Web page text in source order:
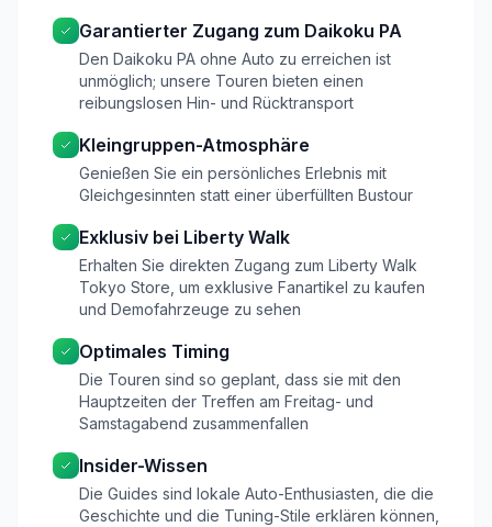
Garantierter Zugang zum Daikoku PA
Den Daikoku PA ohne Auto zu erreichen ist
unmöglich; unsere Touren bieten einen
reibungslosen Hin- und Rücktransport
Kleingruppen-Atmosphäre
Genießen Sie ein persönliches Erlebnis mit
Gleichgesinnten statt einer überfüllten Bustour
Exklusiv bei Liberty Walk
Erhalten Sie direkten Zugang zum Liberty Walk
Tokyo Store, um exklusive Fanartikel zu kaufen
und Demofahrzeuge zu sehen
Optimales Timing
Die Touren sind so geplant, dass sie mit den
Hauptzeiten der Treffen am Freitag- und
Samstagabend zusammenfallen
Insider-Wissen
Die Guides sind lokale Auto-Enthusiasten, die die
Geschichte und die Tuning-Stile erklären können,